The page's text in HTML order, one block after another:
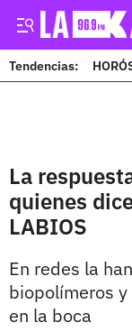
Tendencias:
La
quienes
LABIOS
En redes la
biopolímeros
en la boca